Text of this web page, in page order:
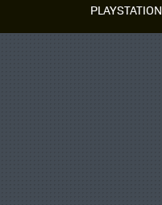
PLAYSTATION